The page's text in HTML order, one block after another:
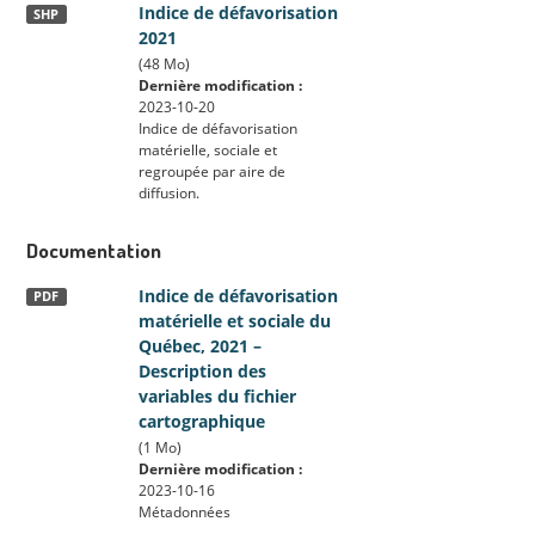
Indice de défavorisation
2021
SHP
(48 Mo)
Dernière modification :
2023-10-20
Indice de défavorisation
matérielle, sociale et
regroupée par aire de
diffusion.
Documentation
Indice de défavorisation
matérielle et sociale du
Québec, 2021 –
Description des
variables du fichier
cartographique
PDF
(1 Mo)
Dernière modification :
2023-10-16
Métadonnées